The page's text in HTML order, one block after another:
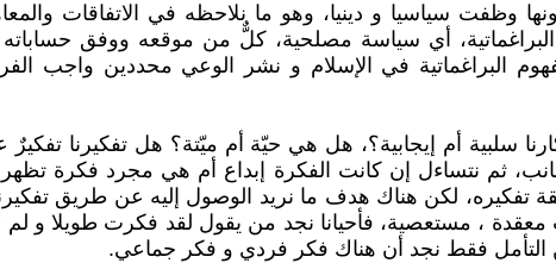
وظفت سياسيا و دينيا، وهو ما نلاحظه في الاتفاقات
البراغماتية، أي سياسة مصلحية، كلٌّ من موقعه ووفق
البراغماتية في الإسلام و نشر الوعي محددين واجب
سلبية أم إيجابية؟، هل هي حيّة أم ميّتة؟ هل تفكيرنا
ثم نتساءل إن كانت الفكرة إبداع أم هي مجرد فكرة
تفكيره، لكن هناك هدف ما نريد الوصول إليه عن طريق
، مستعصية، فأحيانا نجد من يقول لقد فكرت طويلا و لم
من التأمل فقط نجد أن هناك فكر فردي و فكر جماعي.